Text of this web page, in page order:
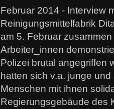
Februar 2014 - Interview
Reinigungsmittelfabrik
am 5. Februar
Arbeiter_innen
Polizei brutal angegriffen
hatten sich v.a. junge
Menschen mit ihnen
Regierungsgebäude des